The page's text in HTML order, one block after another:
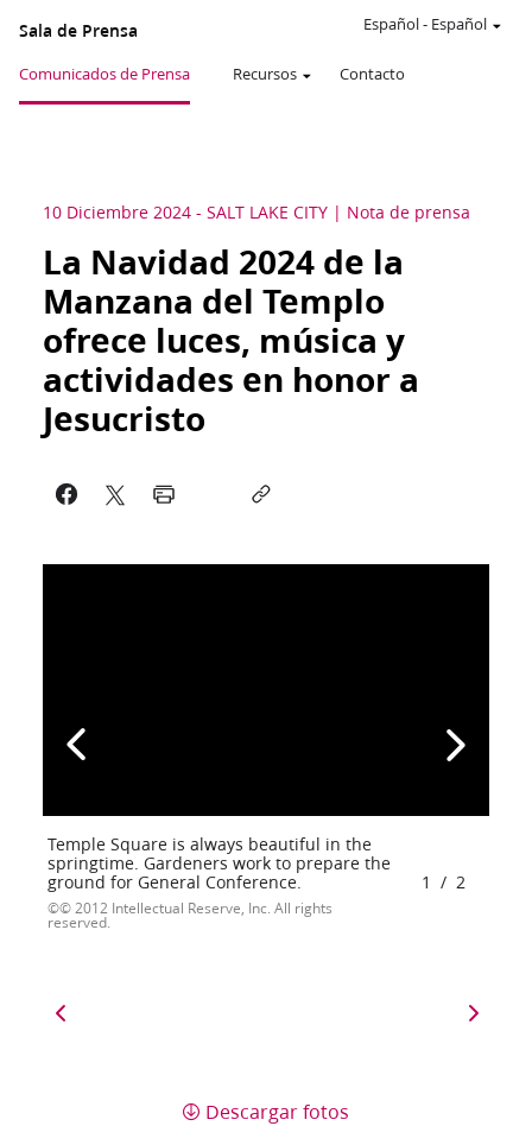
Sala de Prensa
Comunicados de Prensa Recursos Contacto
Español- Español
10 Diciembre 2024 - SALT LAKE CITY Nota de prensa
La Navidad 2024 de la
Manzana del Templo
ofrece luces, música y
actividades en honor a
Jesucristo
Temple Square is always beautiful in the
springtime. Gardeners work to prepare the
ground for General Conference.
© 2012 Intellectual Reserve, Inc. All rights
reserved.
1 / 2
Descargar fotos